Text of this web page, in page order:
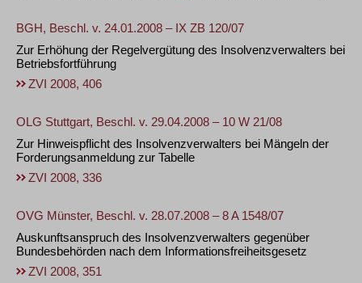
BGH, Beschl. v. 24.01.2008 – IX ZB 120/07
Zur Erhöhung der Regelvergütung des Insolvenzverwalters bei
Betriebsfortführung
ZVI 2008, 406
OLG Stuttgart, Beschl. v. 29.04.2008 – 10 W 21/08
Zur Hinweispflicht des Insolvenzverwalters bei Mängeln der
Forderungsanmeldung zur Tabelle
ZVI 2008, 336
OVG Münster, Beschl. v. 28.07.2008 – 8 A 1548/07
Auskunftsanspruch des Insolvenzverwalters gegenüber
Bundesbehörden nach dem Informationsfreiheitsgesetz
ZVI 2008, 351